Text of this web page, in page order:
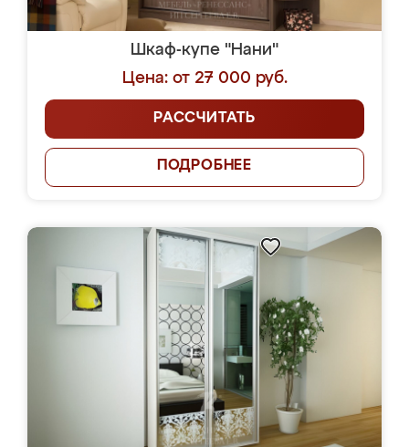
Шкаф-купе "Нани"
Цена: от 27 000 руб.
РАССЧИТАТЬ
ПОДРОБНЕЕ